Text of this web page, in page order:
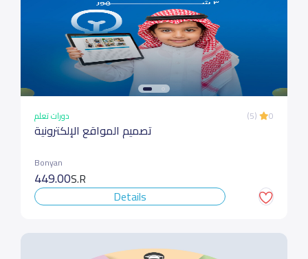
دورات تعلم (5) 0
تصمیم المواقع الإلكترونیة
Bonyan
449.00S.R
Details